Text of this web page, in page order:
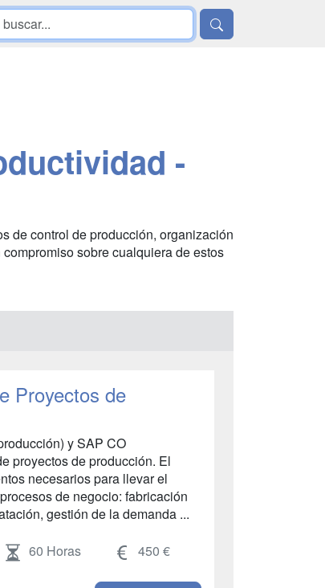
-
de control de producción, organización
sobre cualquiera de estos
Proyectos de
y SAP CO
proyectos de producción. El
necesarios para llevar el
de negocio: fabricación
gestión de la demanda ...
60 Horas 450 €